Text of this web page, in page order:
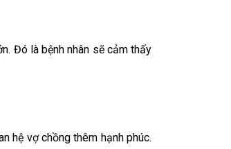
Đó là bệnh nhân sẽ cảm thấy
hệ vợ chồng thêm hạnh phúc.